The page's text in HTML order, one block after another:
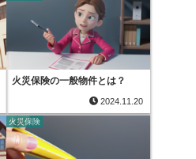
火災保険の一般物件とは？
2024.11.20
火災保険